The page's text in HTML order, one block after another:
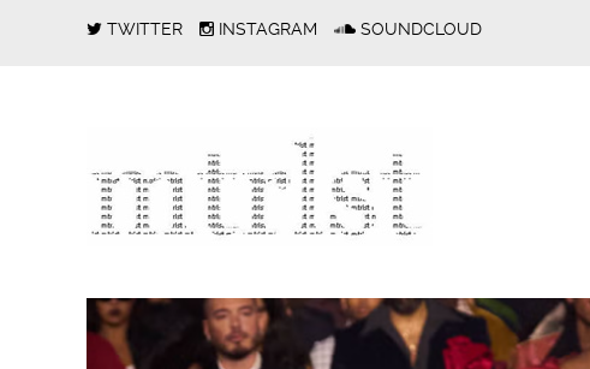
TWITTER INSTAGRAM SOUNDCLOUD